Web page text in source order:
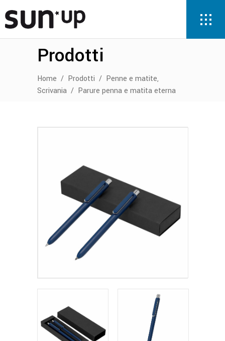
Prodotti
Home / Prodotti / Penne e matite,
Scrivania / Parure penna e matita eterna